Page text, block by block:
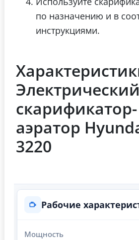
по назначению и в
инструкциями.
Электрический
скарификатор-
аэратор
3220
Рабочие
Мощность